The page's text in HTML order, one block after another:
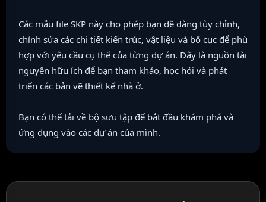
Các mẫu file SKP này cho phép bạn dễ dàng tùy chỉnh,
chỉnh sửa các chi tiết kiến trúc, vật liệu và bố cục để phù
hợp với yêu cầu cụ thể của từng dự án. Đây là nguồn tài
nguyên hữu ích để bạn tham khảo, học hỏi và phát
triển các bản vẽ thiết kế nhà ở.
Bạn có thể tải về bộ sưu tập để bắt đầu khám phá và
ứng dụng vào các dự án của mình.